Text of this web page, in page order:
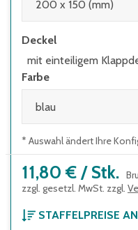
Deckel
mit einteiligem
Farbe
* Auswahl ändert Ihre
11,80 € / Stk.
zzgl. gesetzl. MwSt. zzgl.
STAFFELPREISE